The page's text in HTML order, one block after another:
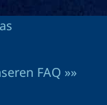
FAQ »»